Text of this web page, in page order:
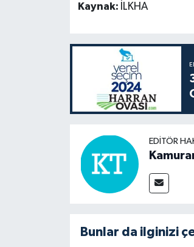
Kaynak: İLKHA
EDITÖR
Bunlar da ilginizi